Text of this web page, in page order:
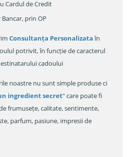
Cardul de Credit
prin OP
Consultanța Personalizataîn
potrivit, în funcție de caracterul
cadoului
noastre nu sunt simple produse ci
ingredient secret" care poate fi
frumusețe, calitate, sentimente,
parfum, pasiune, impresii de